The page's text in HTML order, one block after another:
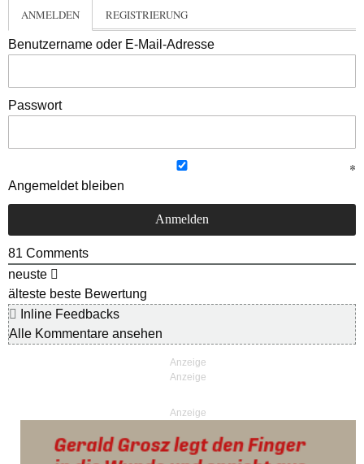
ANMELDEN REGISTRIERUNG
Benutzername oder E-Mail-Adresse
Passwort
Angemeldet bleiben
81 Comments
neuste
älteste beste Bewertung
Inline Feedbacks
Alle Kommentare ansehen
Anzeige